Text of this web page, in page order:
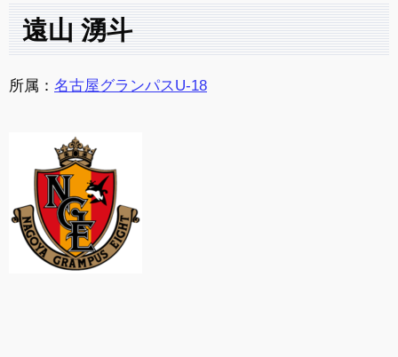
遠山 湧斗
所属： 名古屋グランパスU-18